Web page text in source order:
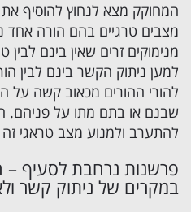
מצבים טרגיים בהם הורה אחד
מנימוקים זרים שאין בינם
למען ניתוק הקשר בינם לבין
להורי ההורים מכאוב קשה על
שבנם או בתם מתו על פניהם.
להתערב ולמנוע מצב טראגי זה ע"י
פרשנות נרחבת לסעיף –
במקרים של ניתוק קשר